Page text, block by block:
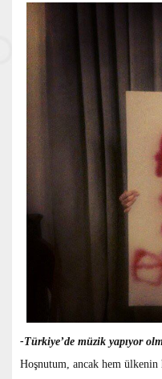
-Türkiye’de müzik yapıyor
Hoşnutum, ancak hem ülkenin